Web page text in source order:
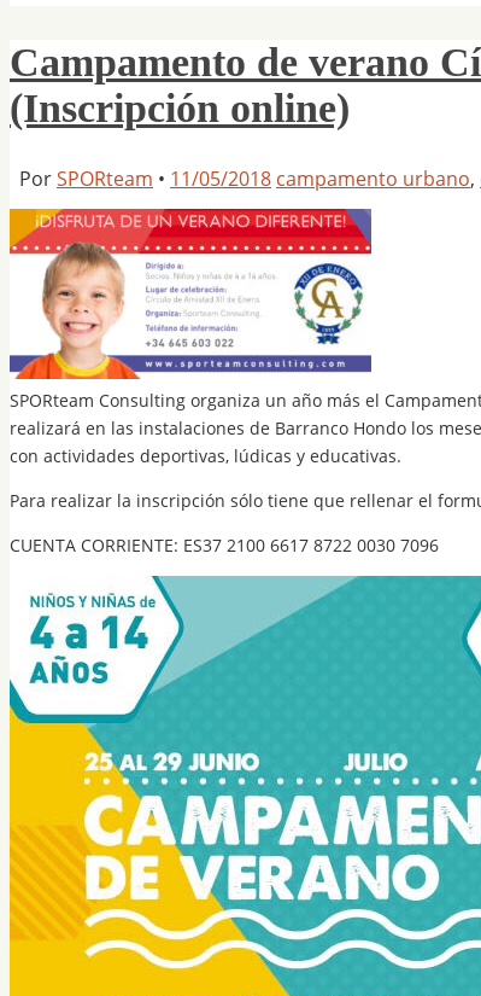
Campamento de verano
(Inscripción online)
PorSPORteam • 11/05/2018 campamento urbano,
SPORteam Consulting organiza un año más el
realizará en las instalaciones de Barranco Hondo los
con actividades deportivas, lúdicas y educativas.
Para realizar la inscripción sólo tiene que rellenar el
CUENTA CORRIENTE: ES37 2100 6617 8722 0030 7096